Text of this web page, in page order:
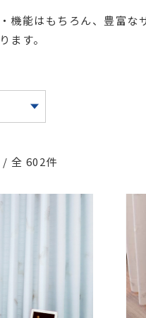
能はもちろん、豊富な
ます。
/ 全 602件